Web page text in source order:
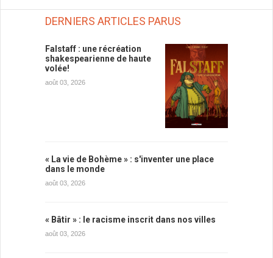
DERNIERS ARTICLES PARUS
Falstaff : une récréation
shakespearienne de haute
volée!
août 03, 2026
« La vie de Bohème » : s'inventer une place
dans le monde
août 03, 2026
« Bâtir » : le racisme inscrit dans nos villes
août 03, 2026